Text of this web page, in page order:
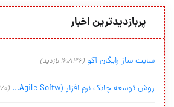
پربازدیدترین اخبار
سایت ساز رایگان آکو (16,836 بازدید)
روش توسعه چابک نرم افزار (Agile Softw... (9,570 بازدید)